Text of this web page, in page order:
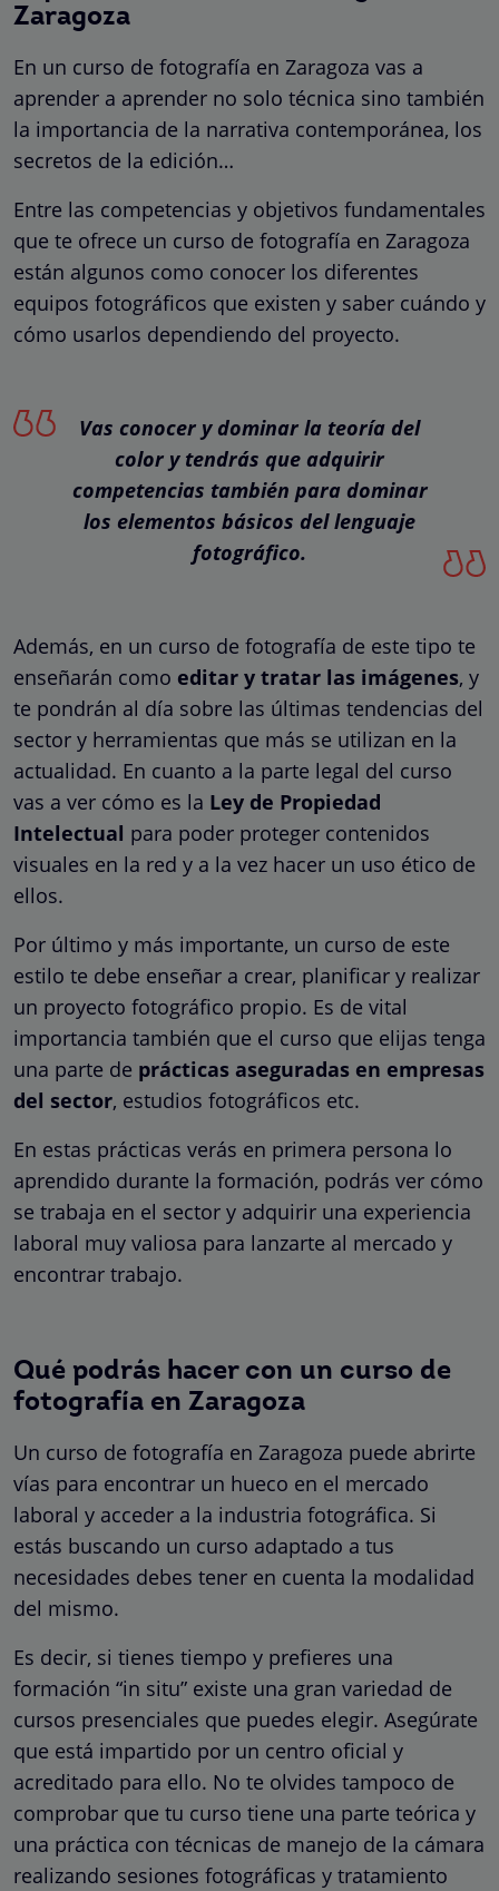
Zaragoza
En un curso de fotografía en Zaragoza vas a
aprender a aprender no solo técnica sino también
la importancia de la narrativa contemporánea, los
secretos de la edición…
Entre las competencias y objetivos fundamentales
que te ofrece un curso de fotografía en Zaragoza
están algunos como conocer los diferentes
equipos fotográficos que existen y saber cuándo y
cómo usarlos dependiendo del proyecto.
Vas conocer y dominar la teoría del
color y tendrás que adquirir
competencias también para dominar
los elementos básicos del lenguaje
fotográfico.
Además, en un curso de fotografía de este tipo te
enseñarán como editar y tratar las imágenes, y
te pondrán al día sobre las últimas tendencias del
sector y herramientas que más se utilizan en la
actualidad. En cuanto a la parte legal del curso
vas a ver cómo es la Ley de Propiedad
Intelectual para poder proteger contenidos
visuales en la red y a la vez hacer un uso ético de
ellos.
Por último y más importante, un curso de este
estilo te debe enseñar a crear, planificar y realizar
un proyecto fotográfico propio. Es de vital
importancia también que el curso que elijas tenga
una parte de prácticas aseguradas en empresas
del sector, estudios fotográficos etc.
En estas prácticas verás en primera persona lo
aprendido durante la formación, podrás ver cómo
se trabaja en el sector y adquirir una experiencia
laboral muy valiosa para lanzarte al mercado y
encontrar trabajo.
Qué podrás hacer con un curso de
fotografía en Zaragoza
Un curso de fotografía en Zaragoza puede abrirte
vías para encontrar un hueco en el mercado
laboral y acceder a la industria fotográfica. Si
estás buscando un curso adaptado a tus
necesidades debes tener en cuenta la modalidad
del mismo.
Es decir, si tienes tiempo y prefieres una
formación “in situ” existe una gran variedad de
cursos presenciales que puedes elegir. Asegúrate
que está impartido por un centro oficial y
acreditado para ello. No te olvides tampoco de
comprobar que tu curso tiene una parte teórica y
una práctica con técnicas de manejo de la cámara
realizando sesiones fotográficas y tratamiento